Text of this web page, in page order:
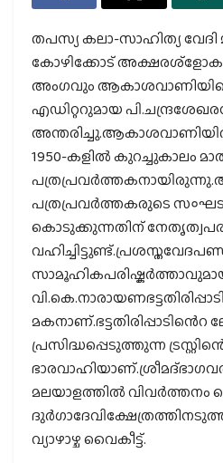
തപസ്യ കലാ-സാഹിത്യ
കോഴിക്കോട്
അംഗവും ആകാശവാണിയിലെ
എഡിറ്ററുമായ
1950-കളിൽ കുറച്ചുകാലം
പത്രപ്രവർത്തകരുടെ
കൊടുക്കുന്നതിന്
പ്രസിദ്ധപ്പെടുത്തുന്ന
മലയാളത്തിൽ വിവർത്തനം
വ്യാഴാഴ്ച വൈകീട്ട്.